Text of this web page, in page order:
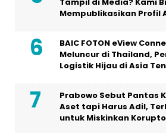
Mempublikasikan Profil
BAIC FOTON eView
Meluncur di Thailand,
Logistik Hijau di Asia
Prabowo Sebut Pantas
Aset tapi Harus Adil,
untuk Miskinkan